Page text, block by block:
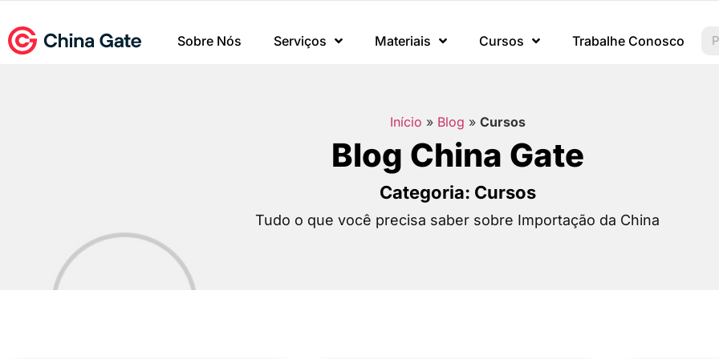
Sobre Nós Serviços Materiais Cursos Trabalhe Conosco
Início » Blog » Cursos
Blog China Gate
Categoria: Cursos
Tudo o que você precisa saber sobre Importação da China